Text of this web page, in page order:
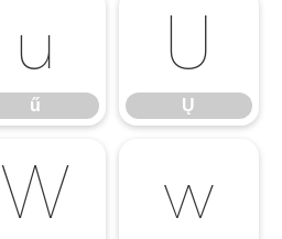
ű
ű
Ų
Ų
Ŵ ŵ